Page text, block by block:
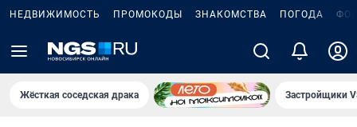
НЕДВИЖИМОСТЬ ПРОМОКОДЫ ЗНАКОМСТВА ПОГОДА
Жёсткая соседская драка Застройщики